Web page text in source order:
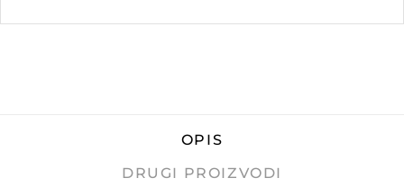
OPIS
DRUGI PROIZVODI